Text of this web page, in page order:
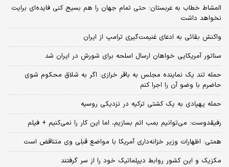
المشاط خطاب به عربستان: حتی تمام جهان را هم بسیج کنی فایده‌ای برایت
نخواهد داشت
واکنش بقائی به ادعای غنیمت‌گیری ترامپ از ایران
سناتور آمریکایی خواهان ارسال اسلحه برای شورش در ایران شد
حمله تند یک نماینده مجلس به باقر خرازی: اگر به شلاق محکوم شوی
حاضرم با وضو آن را اجرا کنم
حمله پهپادی به یک کشتی ترکیه در نزدیکی روسیه
رفیقدوست: می‌توانیم بمب اتم بسازیم، اما این کار را نمی‌کنیم + فیلم
همتی: اظهارات وزیر خزانه‌داری آمریکا با مواضع قبلی وی متناقض است
مکزیک و این کشور روابط دیپلماتیک خود را از سر گرفتند